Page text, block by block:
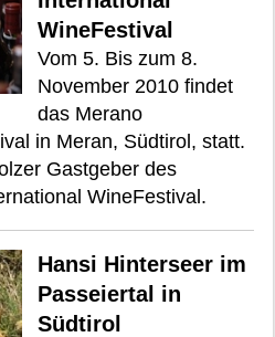
WineFestival
Vom 5. Bis zum 8.
November 2010 findet
das Merano
in Meran, Südtirol, statt.
Gastgeber des
WineFestival.
Hansi Hinterseer im
Passeiertal in
Südtirol